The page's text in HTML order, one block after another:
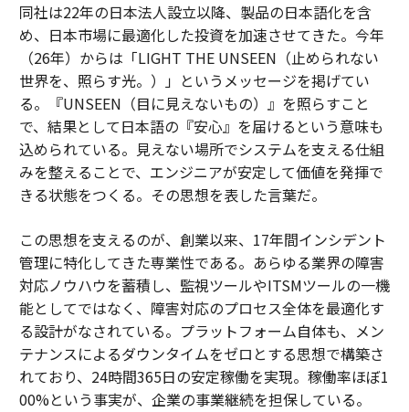
同社は22年の日本法人設立以降、製品の日本語化を含
め、日本市場に最適化した投資を加速させてきた。今年
（26年）からは「LIGHT THE UNSEEN（止められない
世界を、照らす光。）」というメッセージを掲げてい
る。『UNSEEN（目に見えないもの）』を照らすこと
で、結果として日本語の『安心』を届けるという意味も
込められている。見えない場所でシステムを支える仕組
みを整えることで、エンジニアが安定して価値を発揮で
きる状態をつくる。その思想を表した言葉だ。
この思想を支えるのが、創業以来、17年間インシデント
管理に特化してきた専業性である。あらゆる業界の障害
対応ノウハウを蓄積し、監視ツールやITSMツールの一機
能としてではなく、障害対応のプロセス全体を最適化す
る設計がなされている。プラットフォーム自体も、メン
テナンスによるダウンタイムをゼロとする思想で構築さ
れており、24時間365日の安定稼働を実現。稼働率ほぼ1
00%という事実が、企業の事業継続を担保している。